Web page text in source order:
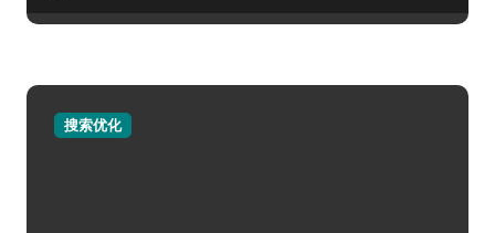
搜索优化